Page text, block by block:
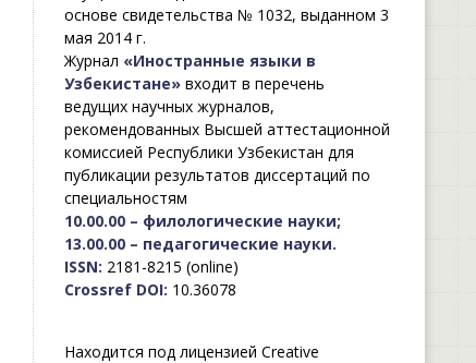
основе свидетельства № 1032, выданном 3
мая 2014 г.
Журнал «Иностранные языки в
Узбекистане»входит в перечень
ведущих научных журналов,
рекомендованных Высшей аттестационной
комиссией Республики Узбекистан для
публикации результатов диссертаций по
специальностям
10.00.00 – филологические науки;
13.00.00 – педагогические науки.
ISSN: 2181-8215 (online)
Crossref DOI: 10.36078
Находится под лицензией Creative